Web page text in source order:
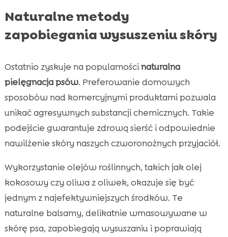
Naturalne metody
zapobiegania wysuszeniu skóry
Ostatnio zyskuje na popularnościnaturalna
pielęgnacja psów. Preferowanie domowych
sposobów nad komercyjnymi produktami pozwala
unikać agresywnych substancji chemicznych. Takie
podejście gwarantuje zdrową sierść i odpowiednie
nawilżenie skóry naszych czworonożnych przyjaciół.
Wykorzystanie olejów roślinnych, takich jak olej
kokosowy czy oliwa z oliwek, okazuje się być
jednym z najefektywniejszych środków. Te
naturalne balsamy, delikatnie wmasowywane w
skórę psa, zapobiegają wysuszaniu i poprawiają